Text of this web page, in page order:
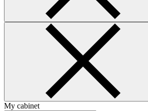
My cabinet